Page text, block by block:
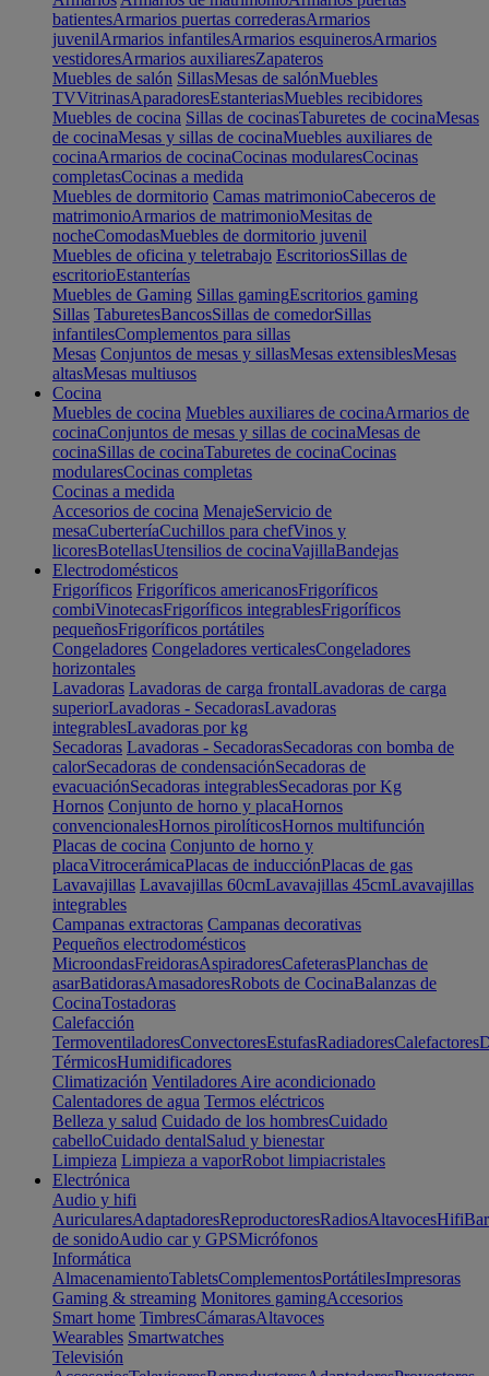
batientesArmarios puertas correderasArmarios
juvenilArmarios infantilesArmarios esquinerosArmarios
vestidoresArmarios auxiliaresZapateros
Muebles de salón SillasMesas de salónMuebles
TVVitrinasAparadoresEstanteriasMuebles recibidores
Muebles de cocina Sillas de cocinasTaburetes de cocinaMesas
de cocinaMesas y sillas de cocinaMuebles auxiliares de
cocinaArmarios de cocinaCocinas modularesCocinas
completasCocinas a medida
Muebles de dormitorio Camas matrimonioCabeceros de
matrimonioArmarios de matrimonioMesitas de
nocheComodasMuebles de dormitorio juvenil
Muebles de oficina y teletrabajo EscritoriosSillas de
escritorioEstanterías
Muebles de Gaming Sillas gamingEscritorios gaming
Sillas TaburetesBancosSillas de comedorSillas
infantilesComplementos para sillas
Mesas Conjuntos de mesas y sillasMesas extensiblesMesas
altasMesas multiusos
Cocina
Muebles de cocina Muebles auxiliares de cocinaArmarios de
cocinaConjuntos de mesas y sillas de cocinaMesas de
cocinaSillas de cocinaTaburetes de cocinaCocinas
modularesCocinas completas
Cocinas a medida
Accesorios de cocina MenajeServicio de
mesaCuberteríaCuchillos para chefVinos y
licoresBotellasUtensilios de cocinaVajillaBandejas
Electrodomésticos
Frigoríficos Frigoríficos americanosFrigoríficos
combiVinotecasFrigoríficos integrablesFrigoríficos
pequeñosFrigoríficos portátiles
Congeladores Congeladores verticalesCongeladores
horizontales
Lavadoras Lavadoras de carga frontalLavadoras de carga
superiorLavadoras - SecadorasLavadoras
integrablesLavadoras por kg
Secadoras Lavadoras - SecadorasSecadoras con bomba de
calorSecadoras de condensaciónSecadoras de
evacuaciónSecadoras integrablesSecadoras por Kg
Hornos Conjunto de horno y placaHornos
convencionalesHornos pirolíticosHornos multifunción
Placas de cocina Conjunto de horno y
placaVitrocerámicaPlacas de inducciónPlacas de gas
Lavavajillas Lavavajillas 60cmLavavajillas 45cmLavavajillas
integrables
Campanas extractoras Campanas decorativas
Pequeños electrodomésticos
MicroondasFreidorasAspiradoresCafeterasPlanchas de
asarBatidorasAmasadoresRobots de CocinaBalanzas de
CocinaTostadoras
Calefacción
TermoventiladoresConvectoresEstufasRadiadoresCalefactores
TérmicosHumidificadores
Climatización Ventiladores Aire acondicionado
Calentadores de agua Termos eléctricos
Belleza y salud Cuidado de los hombresCuidado
cabelloCuidado dentalSalud y bienestar
Limpieza Limpieza a vaporRobot limpiacristales
Electrónica
Audio y hifi
AuricularesAdaptadoresReproductoresRadiosAltavocesHifi
de sonidoAudio car y GPSMicrófonos
Informática
AlmacenamientoTabletsComplementosPortátilesImpresoras
Gaming & streaming Monitores gamingAccesorios
Smart home TimbresCámarasAltavoces
Wearables Smartwatches
Televisión